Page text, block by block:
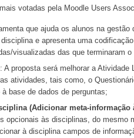
votadas pela Moodle Users
que ajuda os alunos na gestão
e apresenta uma
visualizadas das que terminaram o
: A proposta será melhorar a Atividade
atividades, tais como, o
base de dados de perguntas;
(Adicionar meta-informação
opcionais às disciplinas, do mesmo
à disciplina campos de